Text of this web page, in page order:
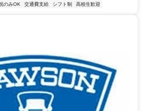
のみOK 交通費支給 シフト制 高校生歓迎